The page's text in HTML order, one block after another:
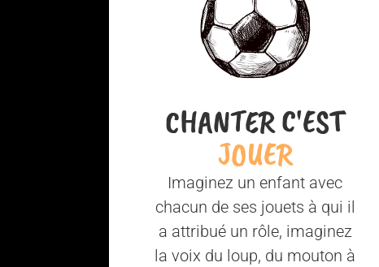
CHANTER C'EST
JOUER
Imaginez un enfant avec
chacun de ses jouets à qui il
a attribué un rôle, imaginez
la voix du loup, du mouton à